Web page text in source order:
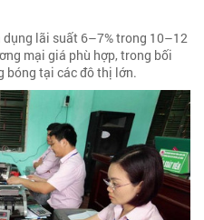
lãi suất 6–7% trong 10–12
mại giá phù hợp, trong bối
bóng tại các đô thị lớn.